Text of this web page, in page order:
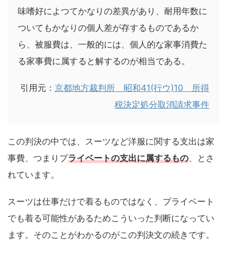
味嗜好によつてかなりの差異があり、耐用年数に
ついてもかなりの個人差が存するものであるか
ら、被服費は、一般的には、個人的な家事消費た
る家事費に属すると解するのが相当である。
引用元： 京都地方裁判所 昭和41(行ウ)10 所得
税決定処分取消請求事件
この判決の中では、スーツなど洋服に関する支出は家
事費、つまりプライベートの支出に属するもの、とさ
れています。
スーツは仕事だけで着るものではなく、プライベート
でも着る可能性があるためこういった判断になってい
ます。そのことがわかるのがこの判決文の続きです。